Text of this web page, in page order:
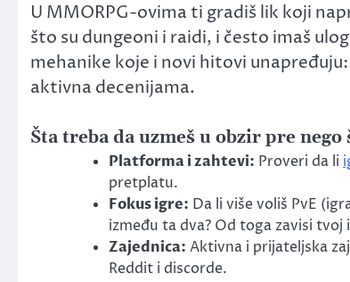
U MMORPG-ovima ti gradiš lik koji
što su dungeoni i raidi, i često imaš
mehanike koje i novi hitovi
aktivna decenijama.
Šta treba da uzmeš u obzir pre
Platforma i zahtevi: Proveri da li
pretplatu.
Fokus igre: Da li više voliš PvE
između ta dva? Od toga zavisi tvoj
Zajednica: Aktivna i prijateljska
Reddit i discorde.